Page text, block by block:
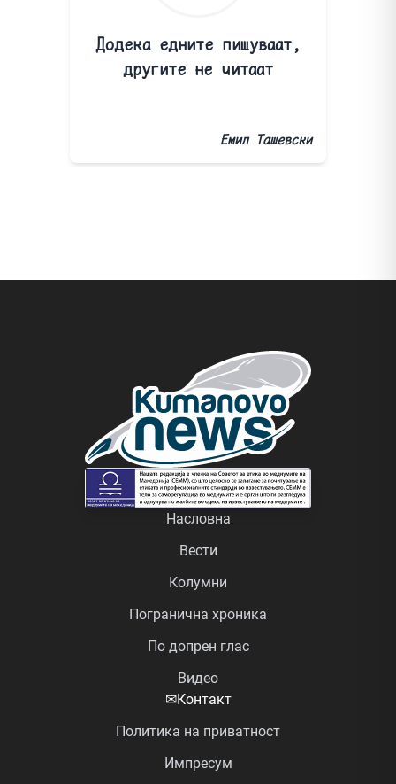
Додека едните пишуваат,
другите не читаат
Емил Ташевски
Насловна
Вести
Колумни
Погранична хроника
По допрен глас
Видео
✉Контакт
Политика на приватност
Импресум